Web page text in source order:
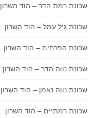
שכונת רמת הדר – הוד השרון
שכונת גיל עמל – הוד השרון
שכונת הפרחים – הוד השרון
שכונת נווה הדר – הוד השרון
שכונת נווה נאמן – הוד השרון
שכונת רמתיים – הוד השרון